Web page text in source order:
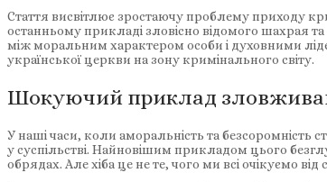
Стаття висвітлює зростаючу проблему приходу
останньому прикладі зловісно відомого шахрая
між моральним характером особи і духовними
української церкви на зону кримінального світу.
Шокуючий приклад
У наші часи, коли аморальність та
у суспільстві. Найновішим прикладом цього
обрядах. Але хіба це не те, чого ми всі очікуємо від